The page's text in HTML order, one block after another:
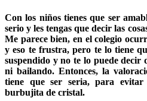
Con los niños tienes que ser
serio y les tengas que decir las
Me parece bien, en el colegio
y eso te frustra, pero te lo tiene
suspendido y no te lo puede
ni bailando. Entonces, la
tiene que ser seria, para
burbujita de cristal.